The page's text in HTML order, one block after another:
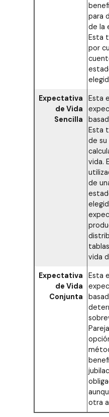
para
de la
Esta
por
Expectativa
de Vida
Sencilla
Esta
Esta
de su
vida.
de
vida
Expectativa
de Vida
Conjunta
Esta
otra